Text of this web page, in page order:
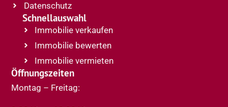
Datenschutz
Schnellauswahl
Immobilie verkaufen
Immobilie bewerten
Immobilie vermieten
Öffnungszeiten
Montag – Freitag: